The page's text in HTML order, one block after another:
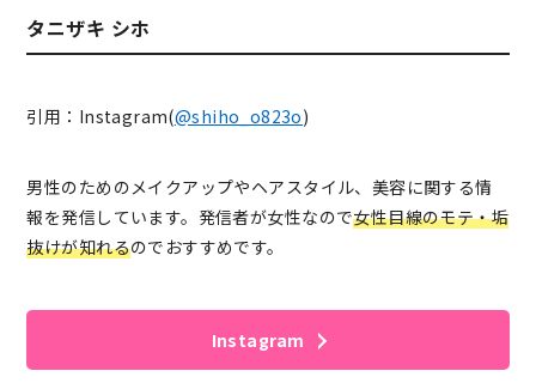
タニザキ シホ
引用：Instagram(@shiho_o823o)
男性のためのメイクアップやヘアスタイル、美容に関する情
報を発信しています。発信者が女性なので女性目線のモテ・垢
抜けが知れるのでおすすめです。
Instagram